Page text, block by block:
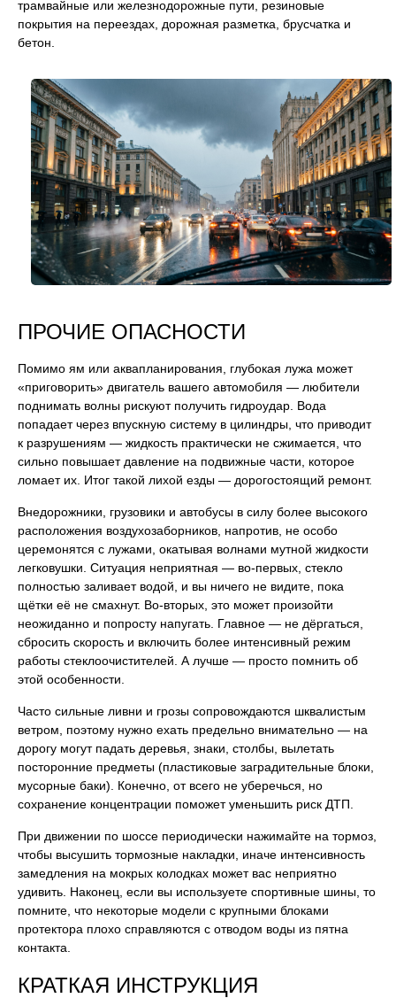
трамвайные или железнодорожные пути, резиновые
покрытия на переездах, дорожная разметка, брусчатка и
бетон.
ПРОЧИЕ ОПАСНОСТИ
Помимо ям или аквапланирования, глубокая лужа может
«приговорить» двигатель вашего автомобиля — любители
поднимать волны рискуют получить гидроудар. Вода
попадает через впускную систему в цилиндры, что приводит
к разрушениям — жидкость практически не сжимается, что
сильно повышает давление на подвижные части, которое
ломает их. Итог такой лихой езды — дорогостоящий ремонт.
Внедорожники, грузовики и автобусы в силу более высокого
расположения воздухозаборников, напротив, не особо
церемонятся с лужами, окатывая волнами мутной жидкости
легковушки. Ситуация неприятная — во-первых, стекло
полностью заливает водой, и вы ничего не видите, пока
щётки её не смахнут. Во-вторых, это может произойти
неожиданно и попросту напугать. Главное — не дёргаться,
сбросить скорость и включить более интенсивный режим
работы стеклоочистителей. А лучше — просто помнить об
этой особенности.
Часто сильные ливни и грозы сопровождаются шквалистым
ветром, поэтому нужно ехать предельно внимательно — на
дорогу могут падать деревья, знаки, столбы, вылетать
посторонние предметы (пластиковые заградительные блоки,
мусорные баки). Конечно, от всего не уберечься, но
сохранение концентрации поможет уменьшить риск ДТП.
При движении по шоссе периодически нажимайте на тормоз,
чтобы высушить тормозные накладки, иначе интенсивность
замедления на мокрых колодках может вас неприятно
удивить. Наконец, если вы используете спортивные шины, то
помните, что некоторые модели с крупными блоками
протектора плохо справляются с отводом воды из пятна
контакта.
КРАТКАЯ ИНСТРУКЦИЯ